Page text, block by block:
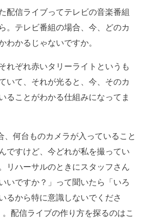
配信ライブってテレビの音楽番組
。テレビ番組の場合、今、どのカ
わかるじゃないですか。
れぞれ赤いタリーライトというも
いて、それが光ると、今、そのカ
ることがわかる仕組みになってま
何台ものカメラが入っていること
ですけど、今どれが私を撮ってい
リハーサルのときにスタッフさん
いですか？」って聞いたら「いろ
るから特に意識しないでくださ
配信ライブの作り方を探るのはこ